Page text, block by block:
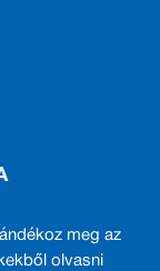
meg az
olvasni